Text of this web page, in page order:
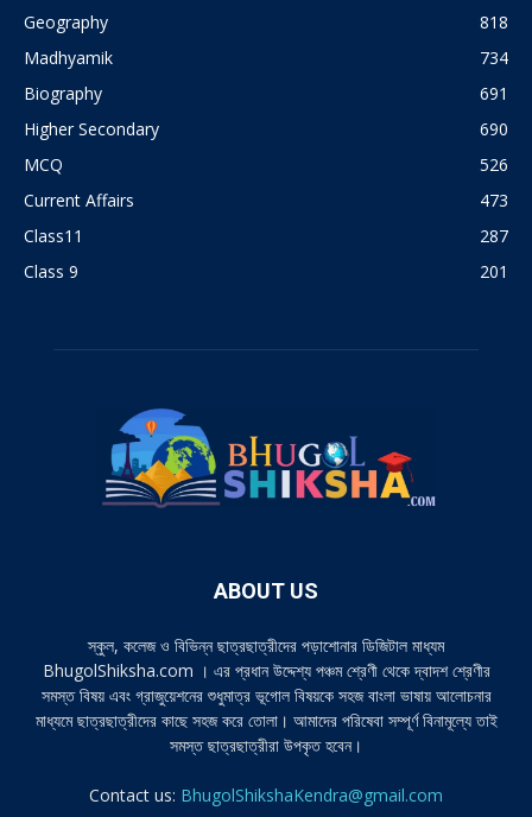
Geography
818
Madhyamik
734
Biography
691
Higher Secondary
690
MCQ
526
Current Affairs
473
Class11
287
Class 9
201
ABOUT US
স্কুল, কলেজ ও বিভিন্ন ছাত্রছাত্রীদের পড়াশোনার ডিজিটাল মাধ্যম
BhugolShiksha.com । এর প্রধান উদ্দেশ্য পঞ্চম শ্রেণী থেকে দ্বাদশ শ্রেণীর
সমস্ত বিষয় এবং গ্রাজুয়েশনের শুধুমাত্র ভূগোল বিষয়কে সহজ বাংলা ভাষায় আলোচনার
মাধ্যমে ছাত্রছাত্রীদের কাছে সহজ করে তোলা। আমাদের পরিষেবা সম্পূর্ণ বিনামূল্যে তাই
সমস্ত ছাত্রছাত্রীরা উপকৃত হবেন।
Contact us: BhugolShikshaKendra@gmail.com